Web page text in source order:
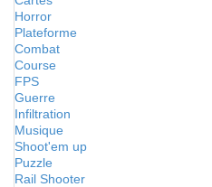
Horror
Plateforme
Combat
Course
FPS
Guerre
Infiltration
Musique
Shoot'em up
Puzzle
Rail Shooter